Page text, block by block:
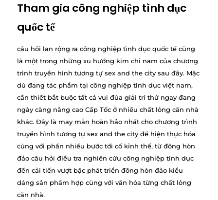
Tham gia công nghiệp tình dục
quốc tế
câu hỏi lan rộng ra công nghiệp tình dục quốc tế cũng
là một trong những xu hướng kim chỉ nam của chương
trình truyền hình tương tự sex and the city sau đây. Mặc
dù đang tác phẩm tại công nghiệp tình dục việt nam,
cần thiết bắt buộc tất cả vui đùa giải trí thử ngay đang
ngày càng nâng cao Cấp Tốc ở nhiều chất lỏng căn nhà
khác. Đây là may mắn hoàn hảo nhất cho chương trình
truyền hình tương tự sex and the city để hiện thực hóa
cùng với phần nhiều bước tới cố kỉnh thể, từ đông hòn
đảo câu hỏi điều tra nghiên cứu công nghiệp tình dục
đến cải tiến vượt bậc phát triển đông hòn đảo kiểu
dáng sản phẩm hợp cùng với văn hóa từng chất lỏng
căn nhà.